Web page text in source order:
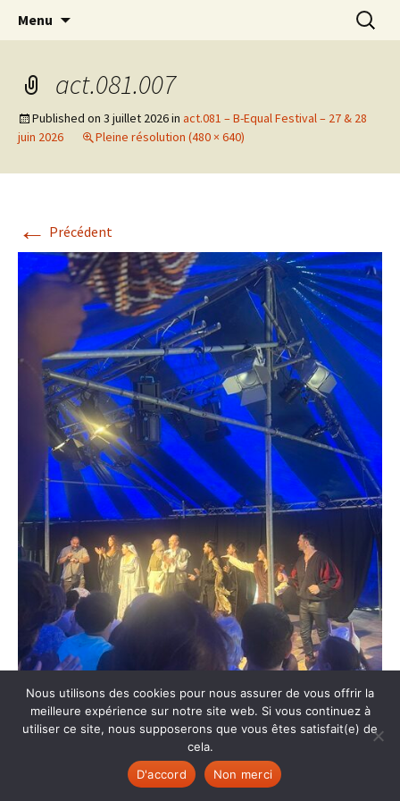
L'Oranger AMO
Actions en Milieu Ouvert
Menu
act.081.007
Published on 3 juillet 2026in act.081 – B-Equal Festival – 27 & 28
juin 2026
Pleine résolution (480 × 640)
← Précédent
Nous utilisons des cookies pour nous assurer de vous offrir la
meilleure expérience sur notre site web. Si vous continuez à
utiliser ce site, nous supposerons que vous êtes satisfait(e) de
cela.
D'accord
Non merci